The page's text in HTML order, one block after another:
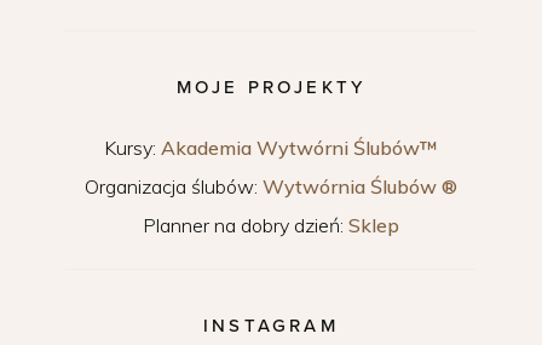
MOJE PROJEKTY
Kursy: Akademia Wytwórni Ślubów™
Organizacja ślubów: Wytwórnia Ślubów ®
Planner na dobry dzień: Sklep
INSTAGRAM